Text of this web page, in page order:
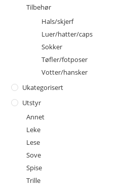
Tilbehør
Hals/skjerf
Luer/hatter/caps
Sokker
Tøfler/fotposer
Votter/hansker
Ukategorisert
Utstyr
Annet
Leke
Lese
Sove
Spise
Trille